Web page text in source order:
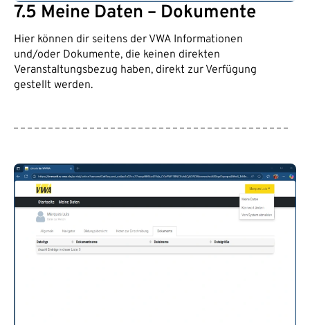
7.5 Meine Daten – Dokumente
Hier können dir seitens der VWA Informationen
und/oder Dokumente, die keinen direkten
Veranstaltungsbezug haben, direkt zur Verfügung
gestellt werden.